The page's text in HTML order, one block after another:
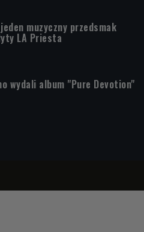
muzyczny przedsmak
LA Priesta
wydali album "Pure Devotion"